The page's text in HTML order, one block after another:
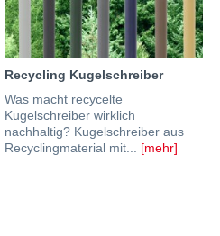
Recycling Kugelschreiber
Was macht recycelte
Kugelschreiber wirklich
nachhaltig? Kugelschreiber aus
Recyclingmaterial mit... [mehr]